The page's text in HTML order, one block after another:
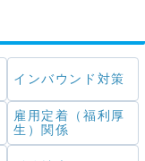
インバウンド対策
雇用定着（福利厚
生）関係